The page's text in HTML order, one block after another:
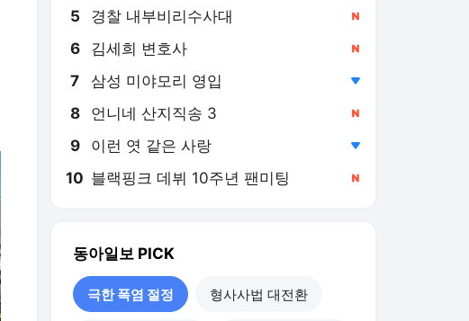
5 경찰 내부비리수사대
6 김세희 변호사
7 삼성 미야모리 영입
8 언니네 산지직송 3
9 이런 엿 같은 사랑
10 블랙핑크 데뷔 10주년 팬미팅
동아일보 PICK
극한 폭염 절정 형사사법 대전환